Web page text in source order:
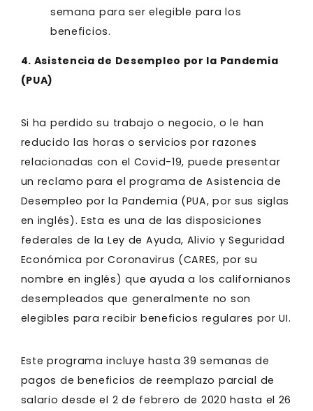
semana para ser elegible para los
beneficios.
4. Asistencia de Desempleo por la Pandemia
(PUA)
Si ha perdido su trabajo o negocio, o le han
reducido las horas o servicios por razones
relacionadas con el Covid-19, puede presentar
un reclamo para el programa de Asistencia de
Desempleo por la Pandemia (PUA, por sus siglas
en inglés). Esta es una de las disposiciones
federales de la Ley de Ayuda, Alivio y Seguridad
Económica por Coronavirus (CARES, por su
nombre en inglés) que ayuda a los californianos
desempleados que generalmente no son
elegibles para recibir beneficios regulares por UI.
Este programa incluye hasta 39 semanas de
pagos de beneficios de reemplazo parcial de
salario desde el 2 de febrero de 2020 hasta el 26